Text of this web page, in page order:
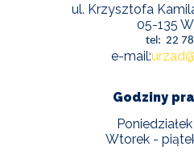
ul. Krzysztofa
05-135
tel: 22
e-mail:
Godziny
Wtorek -